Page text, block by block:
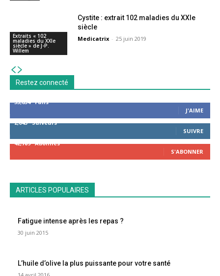
Extraits « 102
maladies du XXIe
siècle » de J-P.
Willem
Cystite : extrait 102 maladies du XXIe
siècle
Medicatrix - 25 juin 2019
Restez connecté
53,654
Fans
J'AIME
2,043 Suiveurs
SUIVRE
42,789 Abonnés
S'ABONNER
ARTICLES POPULAIRES
Fatigue intense après les repas ?
30 juin 2015
L’huile d’olive la plus puissante pour votre santé